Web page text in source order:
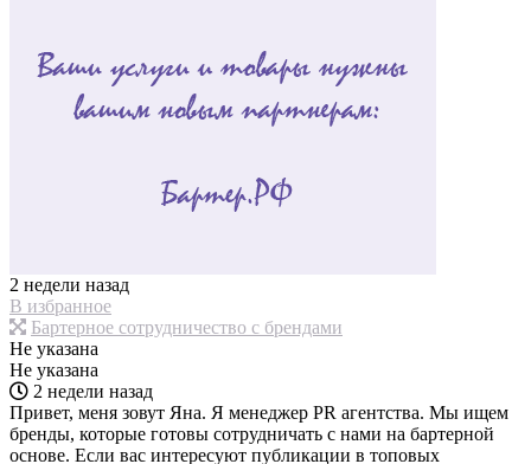
2 недели назад
В избранное
Бартерное сотрудничество с брендами
Не указана
Не указана
2 недели назад
Привет, меня зовут Яна. Я менеджер PR агентства. Мы ищем
бренды, которые готовы сотрудничать с нами на бартерной
основе. Если вас интересуют публикации в топовых